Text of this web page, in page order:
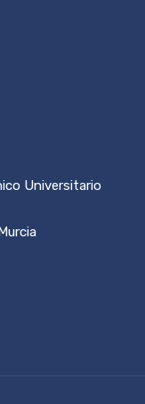
Universitario